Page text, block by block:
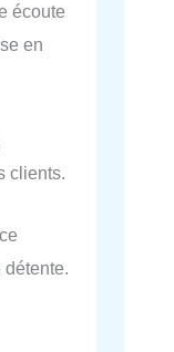
écoute
en
clients.
détente.